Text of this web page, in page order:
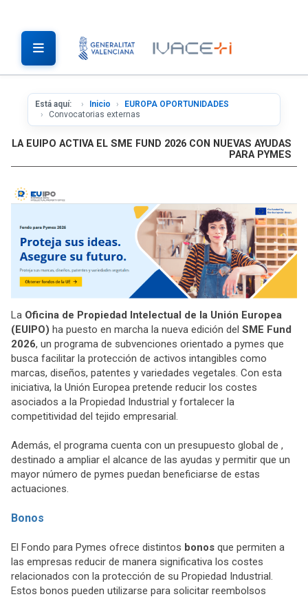
Está aquí: Inicio
EUROPA OPORTUNIDADES
Convocatorias externas
LA EUIPO ACTIVA EL SME FUND 2026 CON NUEVAS AYUDAS
PARA PYMES
La Oficina de Propiedad Intelectual de la Unión Europea
(EUIPO) ha puesto en marcha la nueva edición del SME Fund
2026, un programa de subvenciones orientado a pymes que
busca facilitar la protección de activos intangibles como
marcas, diseños, patentes y variedades vegetales. Con esta
iniciativa, la Unión Europea pretende reducir los costes
asociados a la Propiedad Industrial y fortalecer la
competitividad del tejido empresarial.
Además, el programa cuenta con un presupuesto global de ,
destinado a ampliar el alcance de las ayudas y permitir que un
mayor número de pymes puedan beneficiarse de estas
actuaciones.
Bonos
El Fondo para Pymes ofrece distintos bonos que permiten a
las empresas reducir de manera significativa los costes
relacionados con la protección de su Propiedad Industrial.
Estos bonos pueden utilizarse para solicitar reembolsos